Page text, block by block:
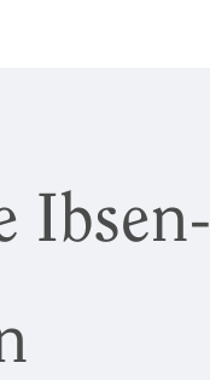
Ibsen-